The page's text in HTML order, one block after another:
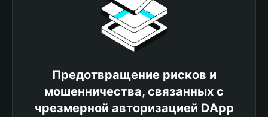
Предотвращение рисков и
мошенничества, связанных с
чрезмерной авторизацией DApp